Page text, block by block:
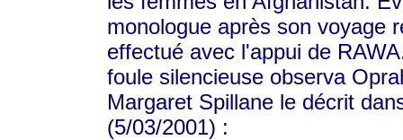
monologue après son voyage
effectué avec l'appui de
foule silencieuse observa
Margaret Spillane le décrit
(5/03/2001) :